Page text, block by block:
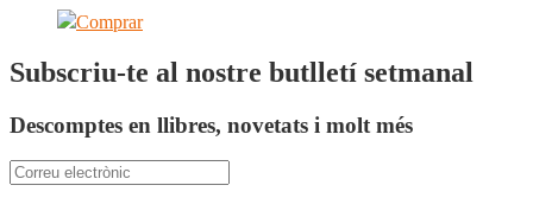
Comprar
Subscriu-te al nostre butlletí setmanal
Descomptes en llibres, novetats i molt més